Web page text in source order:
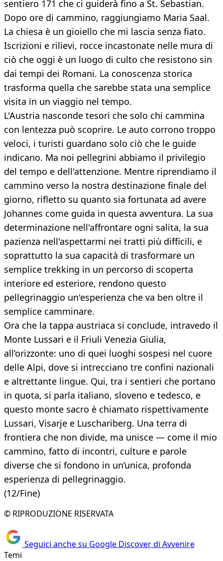
sentiero 171 che ci guiderà fino a St. Sebastian.
Dopo ore di cammino, raggiungiamo Maria Saal.
La chiesa è un gioiello che mi lascia senza fiato.
Iscrizioni e rilievi, rocce incastonate nelle mura di
ciò che oggi è un luogo di culto che resistono sin
dai tempi dei Romani. La conoscenza storica
trasforma quella che sarebbe stata una semplice
visita in un viaggio nel tempo.
L'Austria nasconde tesori che solo chi cammina
con lentezza può scoprire. Le auto corrono troppo
veloci, i turisti guardano solo ciò che le guide
indicano. Ma noi pellegrini abbiamo il privilegio
del tempo e dell'attenzione. Mentre riprendiamo il
cammino verso la nostra destinazione finale del
giorno, rifletto su quanto sia fortunata ad avere
Johannes come guida in questa avventura. La sua
determinazione nell'affrontare ogni salita, la sua
pazienza nell'aspettarmi nei tratti più difficili, e
soprattutto la sua capacità di trasformare un
semplice trekking in un percorso di scoperta
interiore ed esteriore, rendono questo
pellegrinaggio un'esperienza che va ben oltre il
semplice camminare.
Ora che la tappa austriaca si conclude, intravedo il
Monte Lussari e il Friuli Venezia Giulia,
all’orizzonte: uno di quei luoghi sospesi nel cuore
delle Alpi, dove si intrecciano tre confini nazionali
e altrettante lingue. Qui, tra i sentieri che portano
in quota, si parla italiano, sloveno e tedesco, e
questo monte sacro è chiamato rispettivamente
Lussari, Visarje e Luschariberg. Una terra di
frontiera che non divide, ma unisce — come il mio
cammino, fatto di incontri, culture e parole
diverse che si fondono in un’unica, profonda
esperienza di pellegrinaggio.
(12/Fine)
© RIPRODUZIONE RISERVATA
Seguici anche su Google Discover di Avvenire
Temi